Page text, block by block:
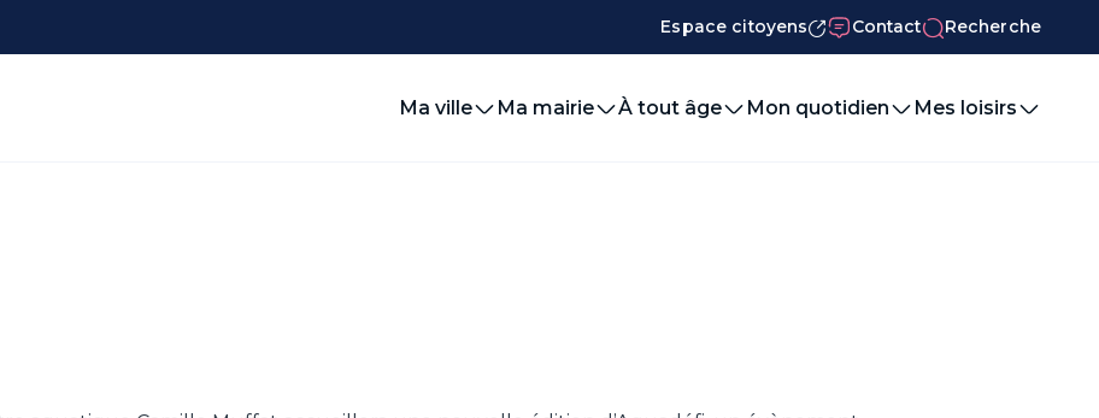
Espace citoyens Contact Recherche
Ma ville Ma mairie À tout âge Mon quotidien Mes loisirs